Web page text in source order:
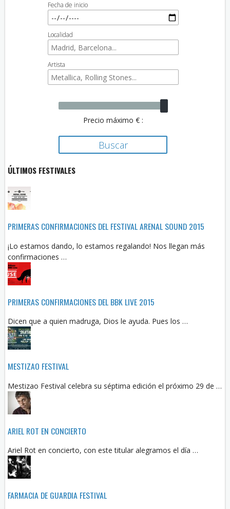
Fecha de inicio
Localidad
Artista
Precio máximo € :
ÚLTIMOS FESTIVALES
PRIMERAS CONFIRMACIONES DEL FESTIVAL ARENAL SOUND 2015
¡Lo estamos dando, lo estamos regalando! Nos llegan más
confirmaciones …
PRIMERAS CONFIRMACIONES DEL BBK LIVE 2015
Dicen que a quien madruga, Dios le ayuda. Pues los …
MESTIZAO FESTIVAL
Mestizao Festival celebra su séptima edición el próximo 29 de …
ARIEL ROT EN CONCIERTO
Ariel Rot en concierto, con este titular alegramos el día …
FARMACIA DE GUARDIA FESTIVAL